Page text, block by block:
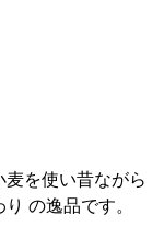
を使い昔ながら
の逸品です。